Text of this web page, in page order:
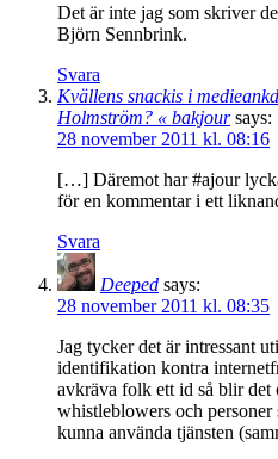
Det är inte jag som skriver
Björn Sennbrink.
Svara
Kvällens snackis i
Holmström? « bakjour says:
28 november 2011 kl. 08:16
[…] Däremot har #ajour
för en kommentar i ett
Svara
Deeped says:
28 november 2011 kl. 08:35
Jag tycker det är intressant
identifikation kontra
avkräva folk ett id så blir det
whistleblowers och
kunna använda tjänsten